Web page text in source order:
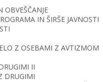
OBVEŠČANJE
IN ŠIRŠE JAVNOSTI
Z OSEBAMI Z AVTIZMOM
II
DRUGIMI